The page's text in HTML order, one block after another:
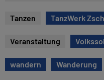
Tanzen TanzWerk
Veranstaltung
wandern Wanderung